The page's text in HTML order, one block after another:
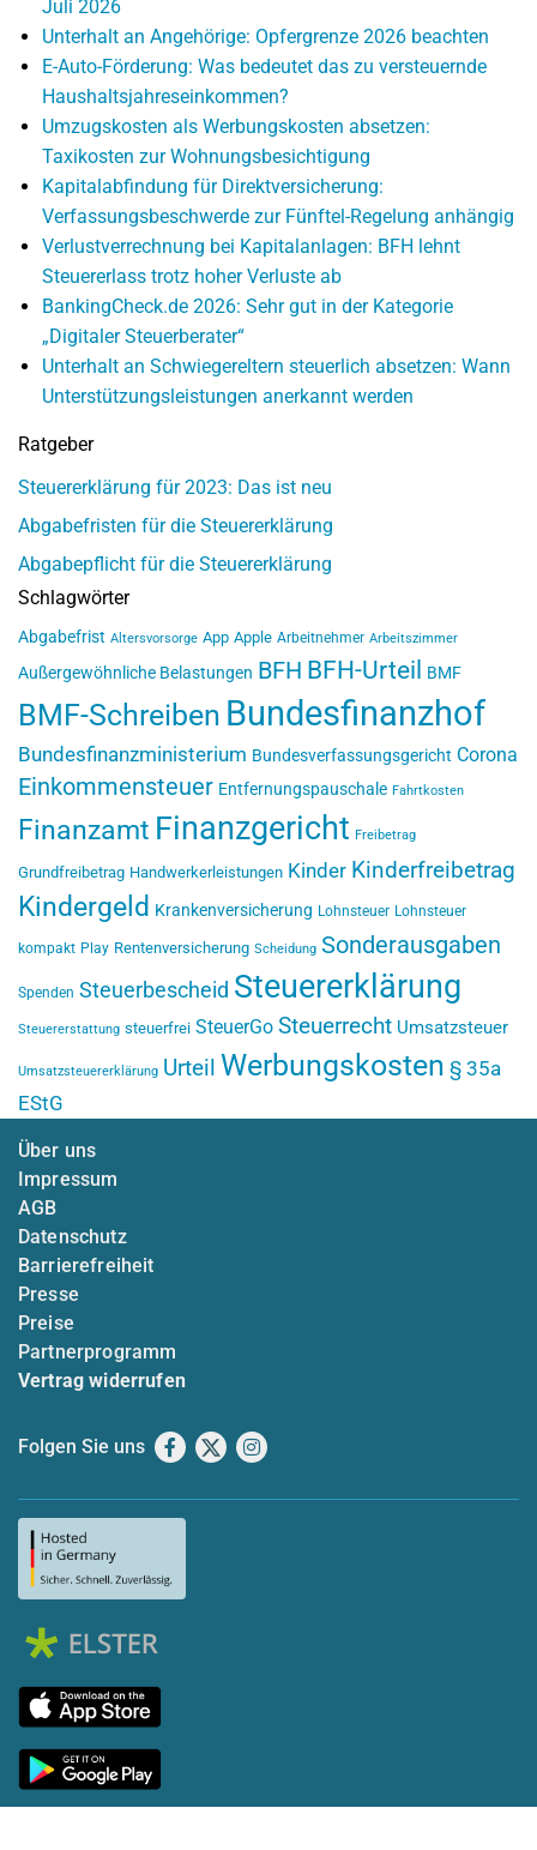
Juli 2026
Unterhalt an Angehörige: Opfergrenze 2026 beachten
E-Auto-Förderung: Was bedeutet das zu versteuernde
Haushaltsjahreseinkommen?
Umzugskosten als Werbungskosten absetzen:
Taxikosten zur Wohnungsbesichtigung
Kapitalabfindung für Direktversicherung:
Verfassungsbeschwerde zur Fünftel-Regelung anhängig
Verlustverrechnung bei Kapitalanlagen: BFH lehnt
Steuererlass trotz hoher Verluste ab
BankingCheck.de 2026: Sehr gut in der Kategorie
„Digitaler Steuerberater“
Unterhalt an Schwiegereltern steuerlich absetzen: Wann
Unterstützungsleistungen anerkannt werden
Ratgeber
Steuererklärung für 2023: Das ist neu
Abgabefristen für die Steuererklärung
Abgabepflicht für die Steuererklärung
Schlagwörter
Abgabefrist Altersvorsorge App Apple Arbeitnehmer Arbeitszimmer
Außergewöhnliche Belastungen BFH BFH-Urteil BMF
BMF-Schreiben Bundesfinanzhof
Bundesfinanzministerium Bundesverfassungsgericht Corona
Einkommensteuer Entfernungspauschale Fahrtkosten
Finanzamt Finanzgericht Freibetrag
Grundfreibetrag Handwerkerleistungen Kinder Kinderfreibetrag
Kindergeld Krankenversicherung Lohnsteuer Lohnsteuer
kompakt Play Rentenversicherung Scheidung Sonderausgaben
Spenden Steuerbescheid Steuererklärung
Steuererstattung steuerfrei SteuerGo Steuerrecht Umsatzsteuer
Umsatzsteuererklärung Urteil Werbungskosten § 35a
EStG
Über uns
Impressum
AGB
Datenschutz
Barrierefreiheit
Presse
Preise
Partnerprogramm
Vertrag widerrufen
Folgen Sie uns Facebook
X Instagram